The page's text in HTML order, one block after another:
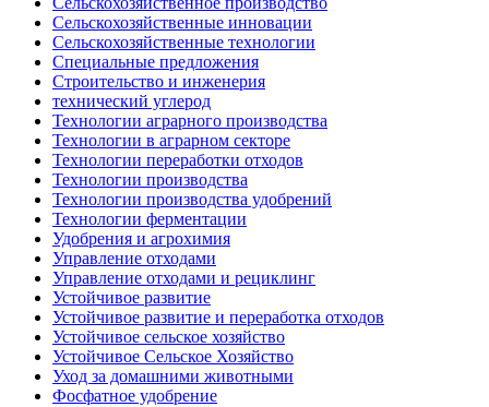
Сельскохозяйственные инновации
Сельскохозяйственные технологии
Специальные предложения
Строительство и инженерия
технический углерод
Технологии аграрного производства
Технологии в аграрном секторе
Технологии переработки отходов
Технологии производства
Технологии производства удобрений
Технологии ферментации
Удобрения и агрохимия
Управление отходами
Управление отходами и рециклинг
Устойчивое развитие
Устойчивое развитие и переработка отходов
Устойчивое сельское хозяйство
Устойчивое Сельское Хозяйство
Уход за домашними животными
Фосфатное удобрение